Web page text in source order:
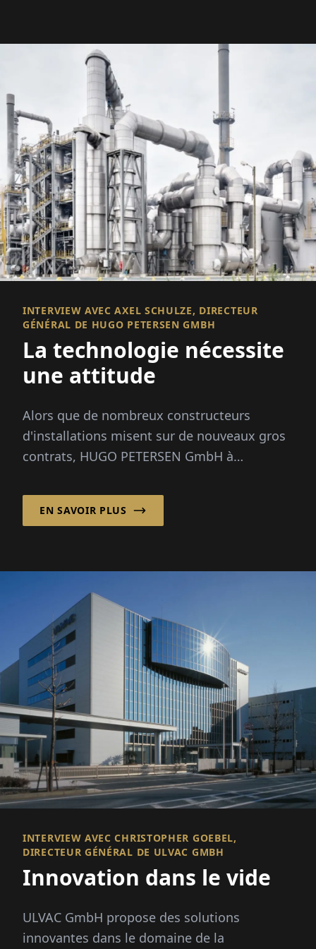
INTERVIEW AVEC AXEL SCHULZE, DIRECTEUR
GÉNÉRAL DE HUGO PETERSEN GMBH
La technologie nécessite
une attitude
Alors que de nombreux constructeurs
d'installations misent sur de nouveaux gros
contrats, HUGO PETERSEN GmbH à
1990 sur l'opt...
EN SAVOIR PLUS
INTERVIEW AVEC CHRISTOPHER GOEBEL,
DIRECTEUR GÉNÉRAL DE ULVAC GMBH
Innovation dans le vide
ULVAC GmbH propose des solutions
innovantes dans le domaine de la